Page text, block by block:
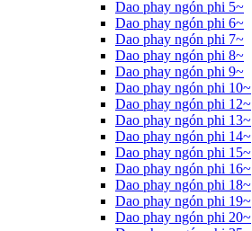
Dao phay ngón phi 5~
Dao phay ngón phi 6~
Dao phay ngón phi 7~
Dao phay ngón phi 8~
Dao phay ngón phi 9~
Dao phay ngón phi 10~
Dao phay ngón phi 12~
Dao phay ngón phi 13~
Dao phay ngón phi 14~
Dao phay ngón phi 15~
Dao phay ngón phi 16~
Dao phay ngón phi 18~
Dao phay ngón phi 19~
Dao phay ngón phi 20~